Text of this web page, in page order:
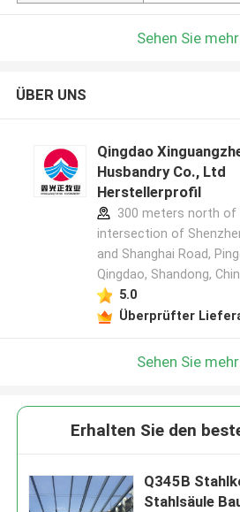
Sehen Sie
ÜBER UNS
Qingdao
Husbandry Co., Ltd
Herstellerprofil
300 meters north of
intersection of
and Shanghai Road,
Qingdao, Shandong,
5.0
Überprüfter
Sehen Sie
Erhalten Sie den
Q345B
Stahlsäule